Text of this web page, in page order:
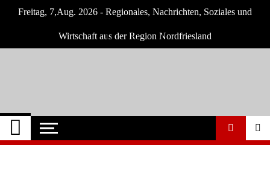
Freitag, 7,Aug. 2026 - Regionales, Nachrichten, Soziales und
Wirtschaft aus der Region Nordfriesland
Nordfriesland O.
Nachrichten
Nachrichten für Nordfriesland und Husum